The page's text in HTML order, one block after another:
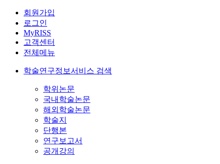
회원가입
로그인
MyRISS
고객센터
전체메뉴
학술연구정보서비스 검색
학위논문
국내학술논문
해외학술논문
학술지
단행본
연구보고서
공개강의